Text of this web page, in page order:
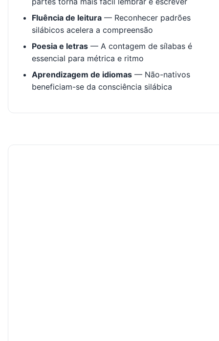
Fluência de leitura — Reconhecer padrões
silábicos acelera a compreensão
Poesia e letras — A contagem de sílabas é
essencial para métrica e ritmo
Aprendizagem de idiomas — Não-nativos
beneficiam-se da consciência silábica